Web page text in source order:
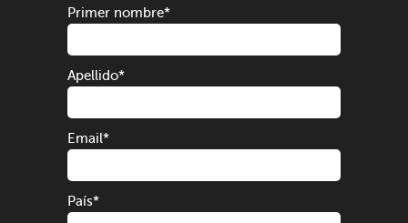
Primer nombre*
Apellido*
Email*
País*